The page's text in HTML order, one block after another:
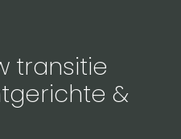
transitie
&